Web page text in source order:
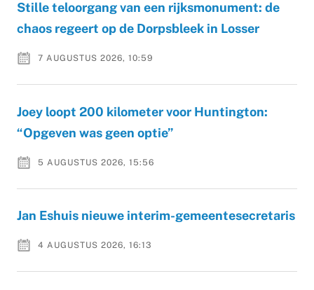
Stille teloorgang van een rijksmonument: de
chaos regeert op de Dorpsbleek in Losser
7 AUGUSTUS 2026, 10:59
Joey loopt 200 kilometer voor Huntington:
“Opgeven was geen optie”
5 AUGUSTUS 2026, 15:56
Jan Eshuis nieuwe interim-gemeentesecretaris
4 AUGUSTUS 2026, 16:13